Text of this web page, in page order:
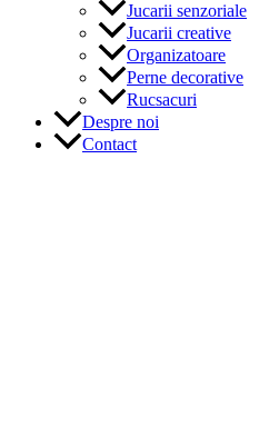
Jucarii senzoriale
Jucarii creative
Organizatoare
Perne decorative
Rucsacuri
Despre noi
Contact